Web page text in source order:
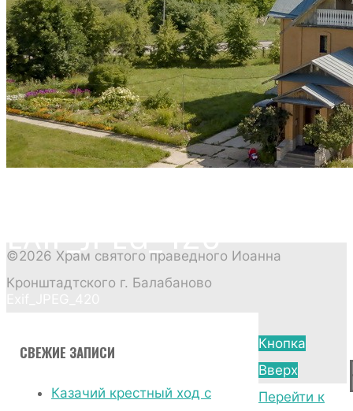
Искать: Искать:
страница
СВЕЖИЕ ЗАПИСИ
Казачий крестный ход с
©2026 Храм святого праведного Иоанна
Кронштадтского г. Балабаново
Кнопка
Вверх
Перейти к